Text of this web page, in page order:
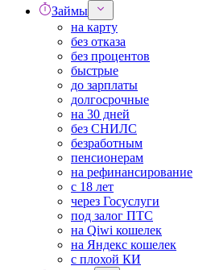
Займы
на карту
без отказа
без процентов
быстрые
до зарплаты
долгосрочные
на 30 дней
без СНИЛС
безработным
пенсионерам
на рефинансирование
с 18 лет
через Госуслуги
под залог ПТС
на Qiwi кошелек
на Яндекс кошелек
с плохой КИ